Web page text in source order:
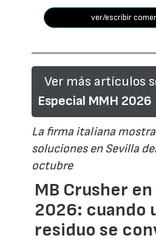
ver/escribir
Ver más artículos
Especial MMH 2026
La firma italiana
soluciones en Sevilla
octubre
MB Crusher
2026: cuando
residuo se